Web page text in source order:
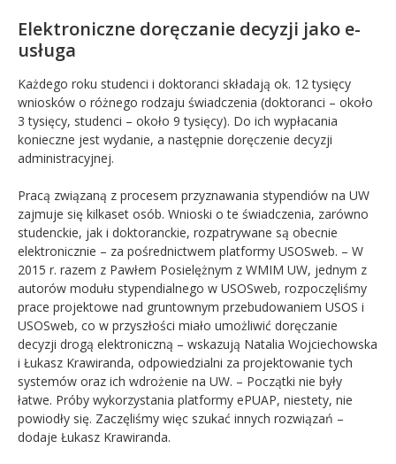
Elektroniczne doręczanie decyzji jako e-
usługa
Każdego roku studenci i doktoranci składają ok. 12 tysięcy
wniosków o różnego rodzaju świadczenia (doktoranci – około
3 tysięcy, studenci – około 9 tysięcy). Do ich wypłacania
konieczne jest wydanie, a następnie doręczenie decyzji
administracyjnej.
Pracą związaną z procesem przyznawania stypendiów na UW
zajmuje się kilkaset osób. Wnioski o te świadczenia, zarówno
studenckie, jak i doktoranckie, rozpatrywane są obecnie
elektronicznie – za pośrednictwem platformy USOSweb. – W
2015 r. razem z Pawłem Posielężnym z WMIM UW, jednym z
autorów modułu stypendialnego w USOSweb, rozpoczęliśmy
prace projektowe nad gruntownym przebudowaniem USOS i
USOSweb, co w przyszłości miało umożliwić doręczanie
decyzji drogą elektroniczną – wskazują Natalia Wojciechowska
i Łukasz Krawiranda, odpowiedzialni za projektowanie tych
systemów oraz ich wdrożenie na UW. – Początki nie były
łatwe. Próby wykorzystania platformy ePUAP, niestety, nie
powiodły się. Zaczęliśmy więc szukać innych rozwiązań –
dodaje Łukasz Krawiranda.